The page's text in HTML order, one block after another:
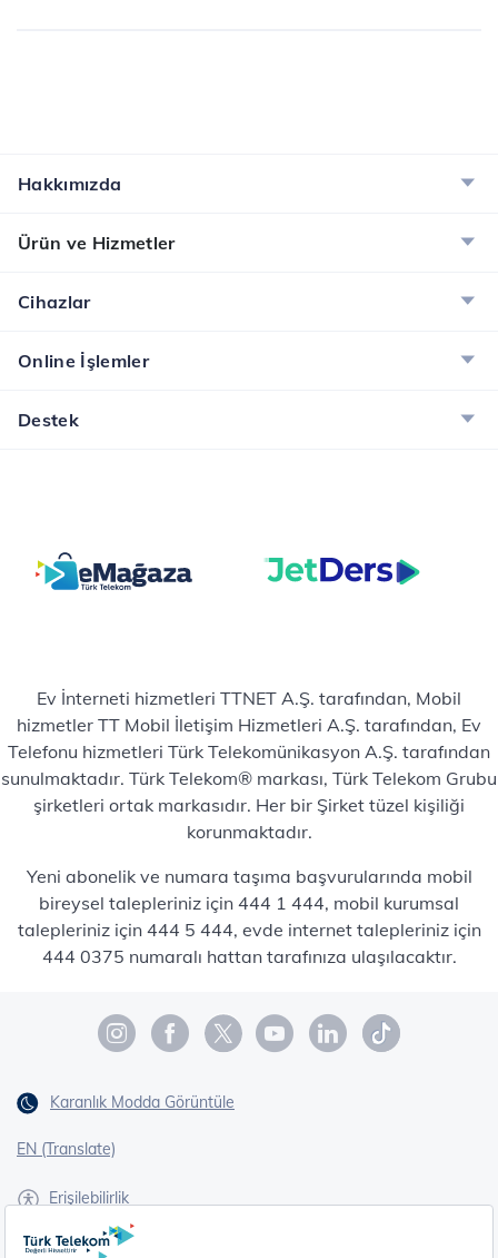
Hakkımızda
Ürün ve Hizmetler
Cihazlar
Online İşlemler
Destek
Ev İnterneti hizmetleri TTNET A.Ş. tarafından, Mobil
hizmetler TT Mobil İletişim Hizmetleri A.Ş. tarafından, Ev
Telefonu hizmetleri Türk Telekomünikasyon A.Ş. tarafından
sunulmaktadır. Türk Telekom® markası, Türk Telekom Grubu
şirketleri ortak markasıdır. Her bir Şirket tüzel kişiliği
korunmaktadır.
Yeni abonelik ve numara taşıma başvurularında mobil
bireysel talepleriniz için 444 1 444, mobil kurumsal
talepleriniz için 444 5 444, evde internet talepleriniz için
444 0375 numaralı hattan tarafınıza ulaşılacaktır.
Karanlık Modda Görüntüle
EN (Translate)
Erişilebilirlik